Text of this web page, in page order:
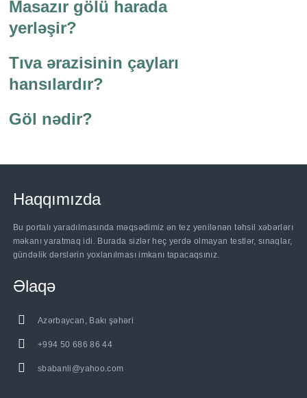
Masazır gölü harada
yerləşir?
Tıva ərazisinin çayları
hansılardır?
Göl nədir?
Haqqımızda
Bu portalı yaradılmasında məqsədimiz ən tez yenilənən təhsil xəbərlərı
məkanı yaratmaq idi. Burada sizlər heç yerdə olmayan testlər, sınaqlar,
gündəlik dərslərin yoxlanılması imkanı tapacaqsınız.
Əlaqə
Azərbaycan, Bakı şəhəri
+994 50 686 86 44
sbabanli@yahoo.com